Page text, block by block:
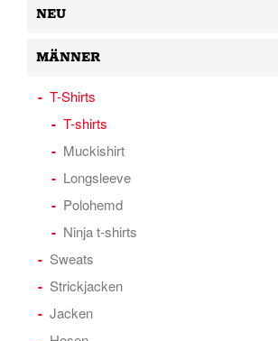
NEU
MÄNNER
T-Shirts
T-shirts
Muckishirt
Longsleeve
Polohemd
Ninja t-shirts
Sweats
Strickjacken
Jacken